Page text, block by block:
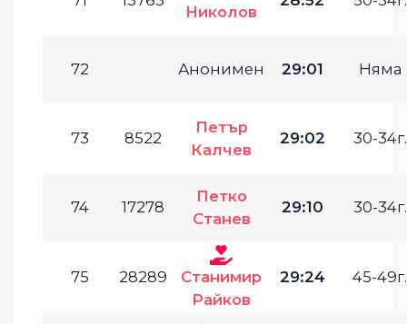
Николов
72 Анонимен 29:01 Няма
73 8522
Петър
Калчев
29:02 30-34г.
74 17278
Петко
Станев
29:10 30-34г.
75 28289
Станимир
Райков
29:24 45-49г.